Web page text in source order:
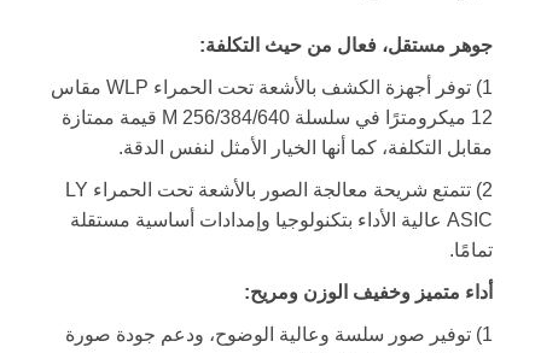
جوهر مستقل، فعال من حيث التكلفة:
1) توفر أجهزة الكشف بالأشعة تحت الحمراء WLP مقاس
12 ميكرومترًا في سلسلة M 256/384/640 قيمة ممتازة
مقابل التكلفة، كما أنها الخيار الأمثل لنفس الدقة.
2) تتمتع شريحة معالجة الصور بالأشعة تحت الحمراء LY
ASIC عالية الأداء بتكنولوجيا وإمدادات أساسية مستقلة
تمامًا.
أداء متميز وخفيف الوزن ومريح:
1) توفير صور سلسة وعالية الوضوح، ودعم جودة صورة